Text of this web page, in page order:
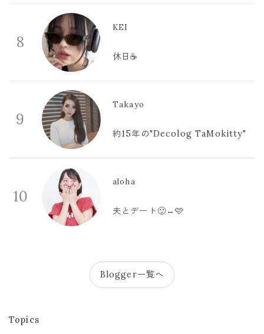
8
KEI
休日☕️
9
Takayo
約15年の"Decolog TaMokitty"
10
aloha
夫とデート🙂‍↔️🩷
Blogger一覧へ
Topics